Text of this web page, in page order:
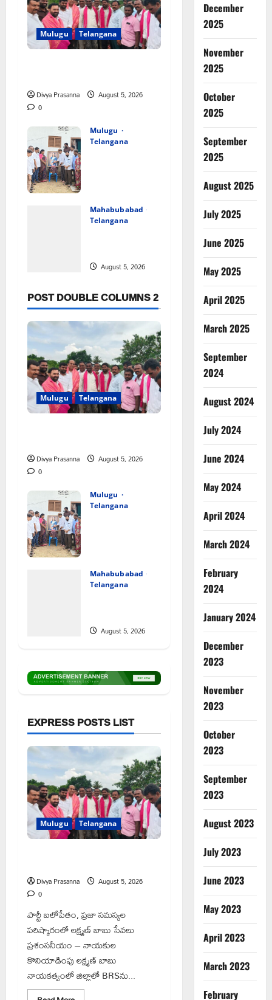
Mulugu Telangana
Divya Prasanna
August 5, 2026
0
Mulugu
Telangana
బాబు
August 5, 2026
Mahabubabad
Telangana
August 5, 2026
POST DOUBLE COLUMNS 2
Mulugu Telangana
Divya Prasanna
August 5, 2026
0
Mulugu
Telangana
బాబు
August 5, 2026
Mahabubabad
Telangana
August 5, 2026
EXPRESS POSTS LIST
Mulugu Telangana
Divya Prasanna
August 5, 2026
0
పార్టీ బలోపేతం, ప్రజా సమస్యల
పరిష్కారంలో లక్ష్మణ్ బాబు సేవలు
ప్రశంసనీయం – నాయకుల
కొనియాడింపు లక్ష్మణ్ బాబు
నాయకత్వంలో జిల్లాలో BRSను...
December
2025
November
2025
October
2025
September
2025
August 2025
July 2025
June 2025
May 2025
April 2025
March 2025
September
2024
August 2024
July 2024
June 2024
May 2024
April 2024
March 2024
February
2024
January 2024
December
2023
November
2023
October
2023
September
2023
August 2023
July 2023
June 2023
May 2023
April 2023
March 2023
February